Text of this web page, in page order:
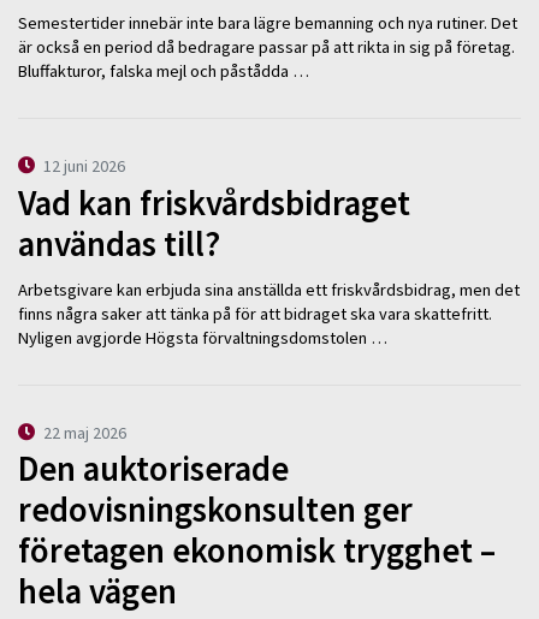
Semestertider innebär inte bara lägre bemanning och nya rutiner. Det
är också en period då bedragare passar på att rikta in sig på företag.
Bluffakturor, falska mejl och påstådda …
12 juni 2026
Vad kan friskvårdsbidraget
användas till?
Arbetsgivare kan erbjuda sina anställda ett friskvårdsbidrag, men det
finns några saker att tänka på för att bidraget ska vara skattefritt.
Nyligen avgjorde Högsta förvaltningsdomstolen …
22 maj 2026
Den auktoriserade
redovisningskonsulten ger
företagen ekonomisk trygghet –
hela vägen